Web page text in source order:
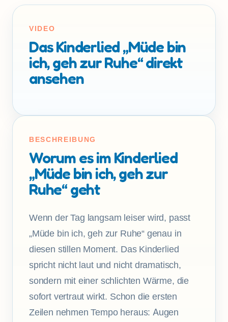
VIDEO
Das Kinderlied „Müde bin
ich, geh zur Ruhe“ direkt
ansehen
BESCHREIBUNG
Worum es im Kinderlied
„Müde bin ich, geh zur
Ruhe“ geht
Wenn der Tag langsam leiser wird, passt
„Müde bin ich, geh zur Ruhe“ genau in
diesen stillen Moment. Das Kinderlied
spricht nicht laut und nicht dramatisch,
sondern mit einer schlichten Wärme, die
sofort vertraut wirkt. Schon die ersten
Zeilen nehmen Tempo heraus: Augen